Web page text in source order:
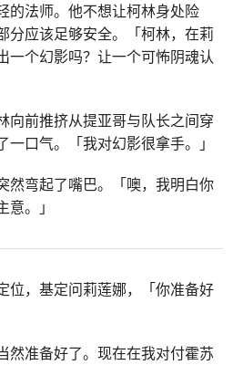
的法师。他不想让柯林身处险
分应该足够安全。「柯林，在莉
一个幻影吗？让一个可怖阴魂认
向前推挤从提亚哥与队长之间穿
口气。「我对幻影很拿手。」
然弯起了嘴巴。「噢，我明白你
。」
位，基定问莉莲娜，「你准备好
然准备好了。现在在我对付霍苏